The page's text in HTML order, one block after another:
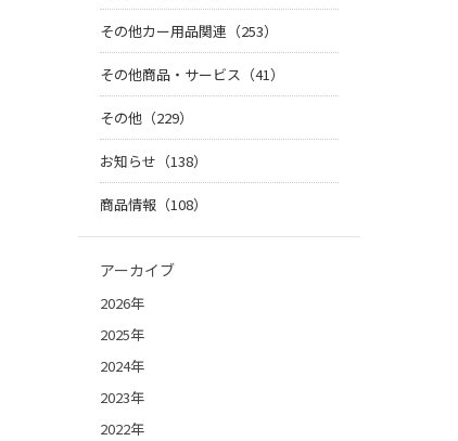
その他カー用品関連（253）
その他商品・サービス（41）
その他（229）
お知らせ（138）
商品情報（108）
アーカイブ
2026年
2025年
2024年
2023年
2022年